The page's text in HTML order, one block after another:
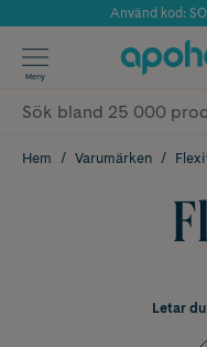
Årets
Använd kod:
✓
Meny
Hem Varumärken
Letar